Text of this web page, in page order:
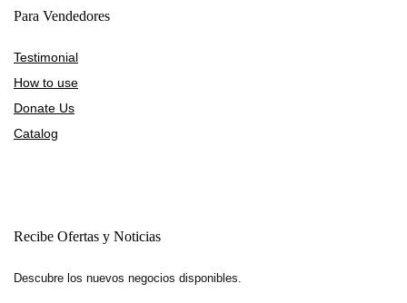
Para Vendedores
Testimonial
How to use
Donate Us
Catalog
Recibe Ofertas y Noticias
Descubre los nuevos negocios disponibles.